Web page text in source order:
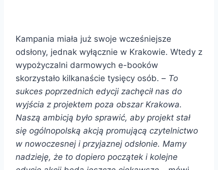
Kampania miała już swoje wcześniejsze
odsłony, jednak wyłącznie w Krakowie. Wtedy z
wypożyczalni darmowych e-booków
skorzystało kilkanaście tysięcy osób. – To
sukces poprzednich edycji zachęcił nas do
wyjścia z projektem poza obszar Krakowa.
Naszą ambicją było sprawić, aby projekt stał
się ogólnopolską akcją promującą czytelnictwo
w nowoczesnej i przyjaznej odsłonie. Mamy
nadzieję, że to dopiero początek i kolejne